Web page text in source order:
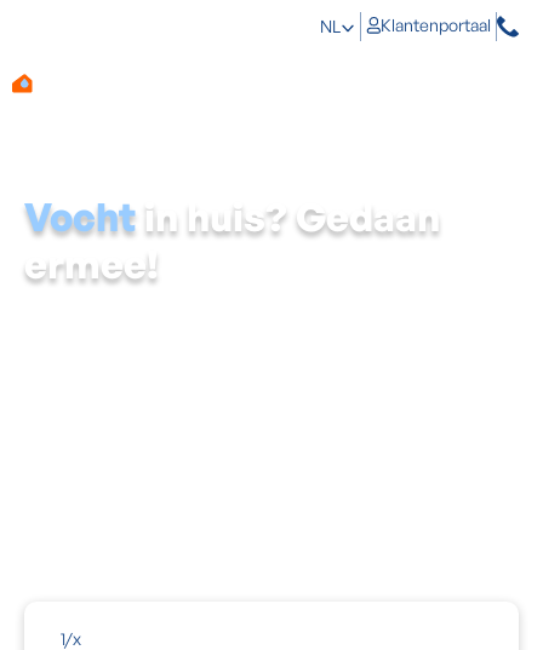
NL Klantenportaal
Vocht in huis? Gedaan
ermee!
1/x